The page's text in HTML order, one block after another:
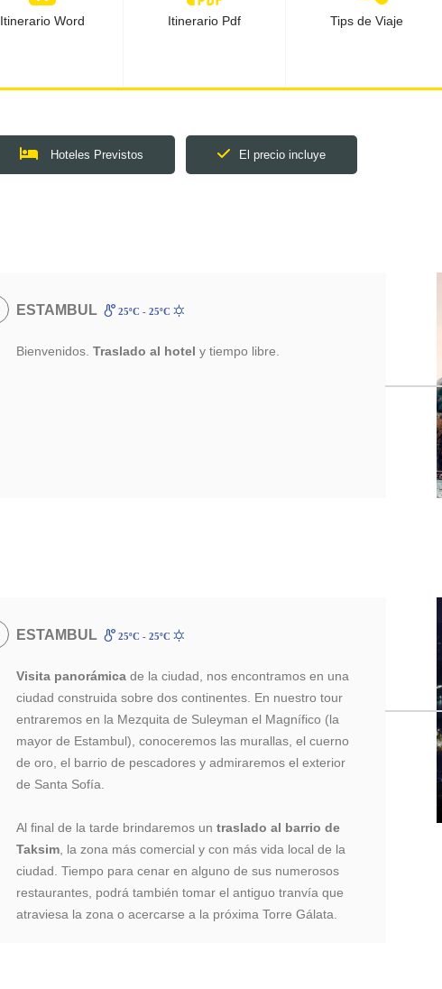
Itinerario Word Itinerario Pdf Tips de Viaje
Hoteles Previstos El precio incluye
ESTAMBUL 25ºC - 25ºC
Bienvenidos. Traslado al hotel y tiempo libre.
ESTAMBUL 25ºC - 25ºC
Visita panorámica de la ciudad, nos encontramos en una
ciudad construida sobre dos continentes. En nuestro tour
entraremos en la Mezquita de Suleyman el Magnífico (la
mayor de Estambul), conoceremos las murallas, el cuerno
de oro, el barrio de pescadores y admiraremos el exterior
de Santa Sofía.
Al final de la tarde brindaremos untraslado al barrio de
Taksim , la zona más comercial y con más vida local de la
ciudad. Tiempo para cenar en alguno de sus numerosos
restaurantes, podrá también tomar el antiguo tranvía que
atraviesa la zona o acercarse a la próxima Torre Gálata.